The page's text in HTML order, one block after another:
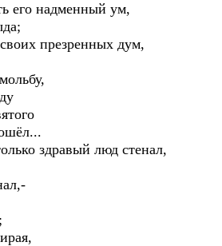
его надменный ум,
презренных дум,
здравый люд стенал,